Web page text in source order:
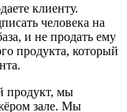
клиенту.
человека на
и не продать ему
продукта, который
продукт, мы
зале. Мы